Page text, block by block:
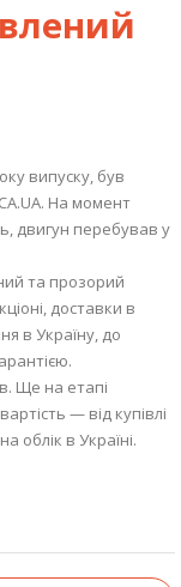
випуску, був
На момент
двигун перебував у
та прозорий
доставки в
в Україну, до
Ще на етапі
— від купівлі
облік в Україні.